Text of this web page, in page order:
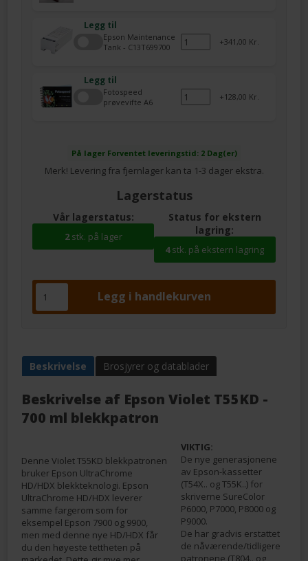
Legg til
Epson Maintenance
Tank - C13T699700
341,00 Kr.
Legg til
Fotospeed
prøvevifte A6
128,00 Kr.
På lager Forventet leveringstid: 2 Dag(er)
Merk! Levering fra fjernlager kan ta 1-3 dager ekstra.
Lagerstatus
Vår lagerstatus:
2stk. på lager
Status for ekstern
lagring:
4stk. på ekstern lagring
Beskrivelse Brosjyrer og datablader
Beskrivelse af Epson Violet T55KD -
700 ml blekkpatron
Denne Violet T55KD blekkpatronen
bruker Epson UltraChrome
HD/HDX blekkteknologi. Epson
UltraChrome HD/HDX leverer
samme fargerom som for
eksempel Epson 7900 og 9900,
men med denne nye HD/HDX får
du den høyeste tettheten på
VIKTIG:
De nye generasjonene
av Epson-kassetter
(T54X.. og T55K..) for
skriverne SureColor
P6000, P7000, P8000 og
P9000.
De har gradvis erstattet
de nåværende/tidligere
patronene (T804.. og